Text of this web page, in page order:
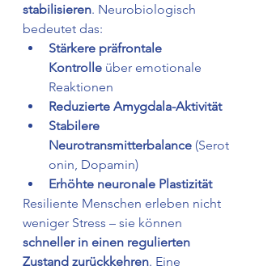
stabilisieren. Neurobiologisch
bedeutet das:
Stärkere präfrontale
Kontrolle über emotionale
Reaktionen
Reduzierte Amygdala-Aktivität
Stabilere
Neurotransmitterbalance (Serot
onin, Dopamin)
Erhöhte neuronale Plastizität
Resiliente Menschen erleben nicht
weniger Stress – sie können
schneller in einen regulierten
Zustand zurückkehren. Eine